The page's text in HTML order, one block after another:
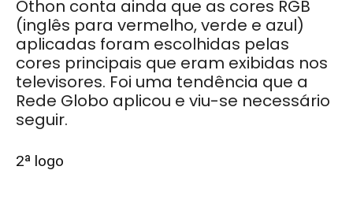
Othon conta ainda que as cores RGB
(inglês para vermelho, verde e azul)
aplicadas foram escolhidas pelas
cores principais que eram exibidas nos
televisores. Foi uma tendência que a
Rede Globo aplicou e viu-se necessário
seguir.
2ª logo